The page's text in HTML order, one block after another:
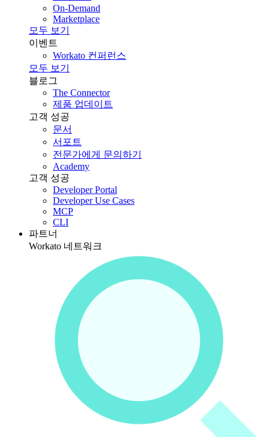
On-Demand
Marketplace
모두 보기
이벤트
Workato 컨퍼런스
모두 보기
블로그
The Connector
제품 업데이트
고객 성공
문서
서포트
전문가에게 문의하기
Academy
고객 성공
Developer Portal
Developer Use Cases
MCP
CLI
파트너
Workato 네트워크